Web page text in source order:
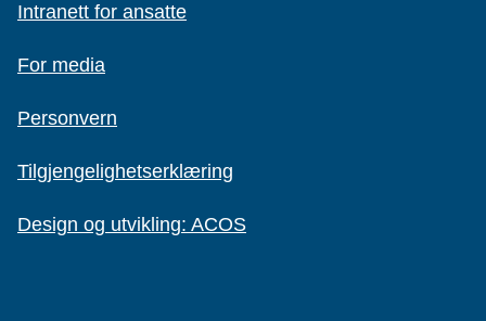
Intranett for ansatte
For media
Personvern
Tilgjengelighetserklæring
Design og utvikling: ACOS